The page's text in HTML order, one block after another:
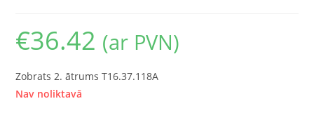
€36.42 (ar PVN)
Zobrats 2. ātrums T16.37.118A
Nav noliktavā